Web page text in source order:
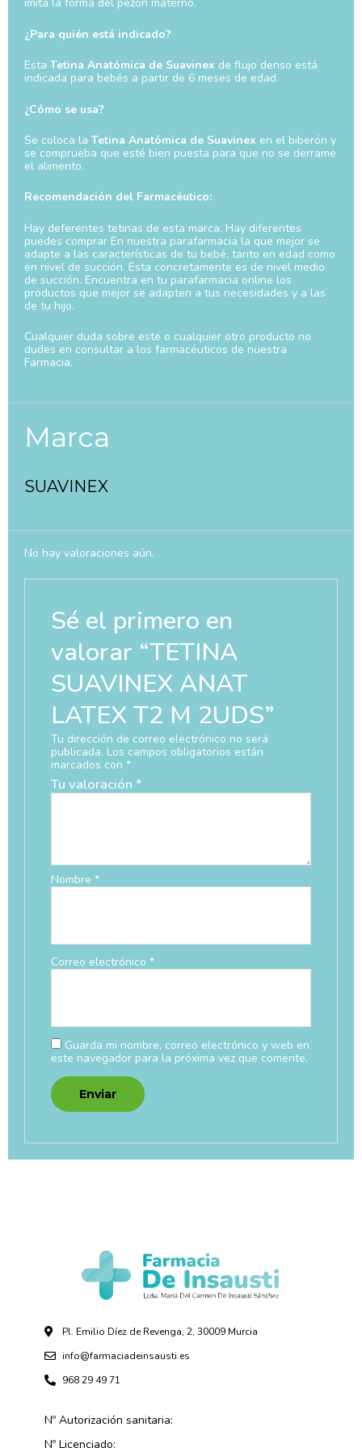
imita la forma del pezón materno.
¿Para quién está indicado?
Esta Tetina Anatómica de Suavinex de flujo denso está
indicada para bebés a partir de 6 meses de edad.
¿Cómo se usa?
Se coloca la Tetina Anatómica de Suavinex en el biberón y
se comprueba que esté bien puesta para que no se derrame
el alimento.
Recomendación del Farmacéutico:
Hay deferentes tetinas de esta marca. Hay diferentes
puedes comprar En nuestra parafarmacia la que mejor se
adapte a las características de tu bebé, tanto en edad como
en nivel de succión. Esta concretamente es de nivel medio
de succión. Encuentra en tu parafarmacia online los
productos que mejor se adapten a tus necesidades y a las
de tu hijo.
Cualquier duda sobre este o cualquier otro producto no
dudes en consultar a los farmacéuticos de nuestra
Farmacia.
Marca
SUAVINEX
No hay valoraciones aún.
Sé el primero en
valorar “TETINA
SUAVINEX ANAT
LATEX T2 M 2UDS”
Tu dirección de correo electrónico no será
publicada. Los campos obligatorios están
marcados con *
Tu valoración *
Nombre *
Correo electrónico *
Guarda mi nombre, correo electrónico y web en
este navegador para la próxima vez que comente.
Pl. Emilio Díez de Revenga, 2, 30009 Murcia
info@farmaciadeinsausti.es
968 29 49 71
Nº Autorización sanitaria:
Nº Licenciado: